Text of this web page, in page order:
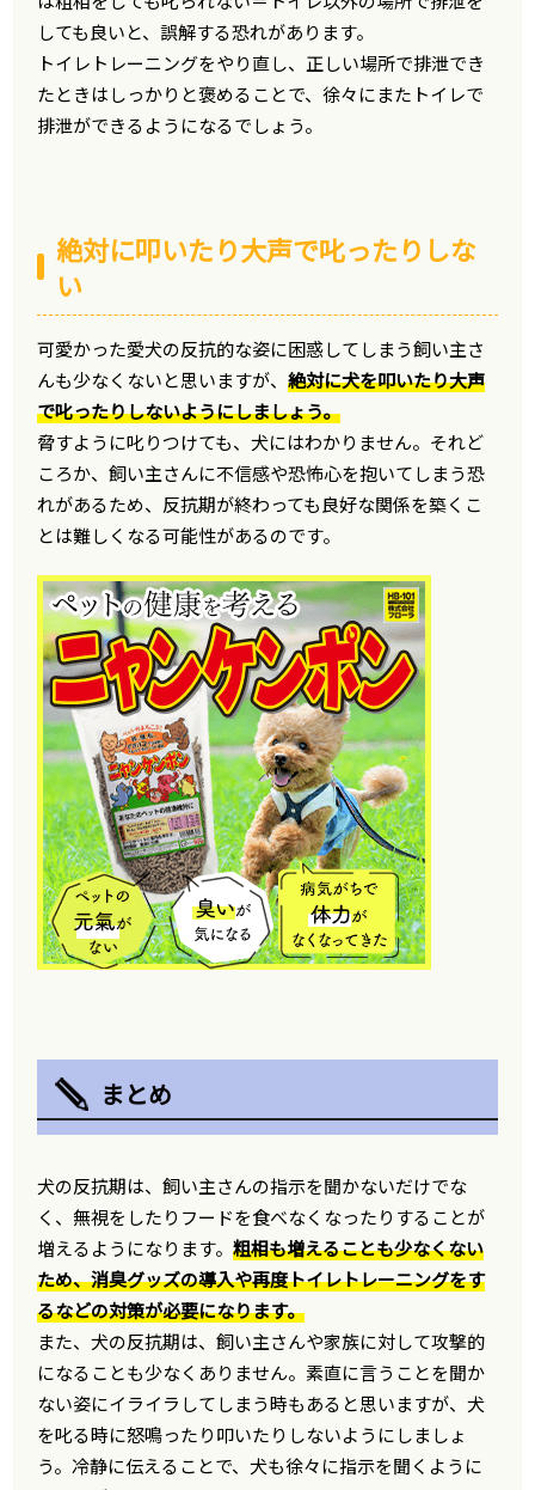
しても良いと、誤解する恐れがあります。
トイレトレーニングをやり直し、正しい場所で排泄でき
たときはしっかりと褒めることで、徐々にまたトイレで
排泄ができるようになるでしょう。
絶対に叩いたり大声で叱ったりしな
い
可愛かった愛犬の反抗的な姿に困惑してしまう飼い主さ
んも少なくないと思いますが、絶対に犬を叩いたり大声
で叱ったりしないようにしましょう。
脅すように叱りつけても、犬にはわかりません。それど
ころか、飼い主さんに不信感や恐怖心を抱いてしまう恐
れがあるため、反抗期が終わっても良好な関係を築くこ
とは難しくなる可能性があるのです。
まとめ
犬の反抗期は、飼い主さんの指示を聞かないだけでな
く、無視をしたりフードを食べなくなったりすることが
増えるようになります。粗相も増えることも少なくない
ため、消臭グッズの導入や再度トイレトレーニングをす
るなどの対策が必要になります。
また、犬の反抗期は、飼い主さんや家族に対して攻撃的
になることも少なくありません。素直に言うことを聞か
ない姿にイライラしてしまう時もあると思いますが、犬
を叱る時に怒鳴ったり叩いたりしないようにしましょ
う。冷静に伝えることで、犬も徐々に指示を聞くように